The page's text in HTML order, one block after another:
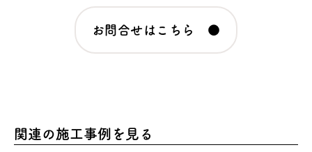
お問合せはこちら ●
関連の施工事例を見る